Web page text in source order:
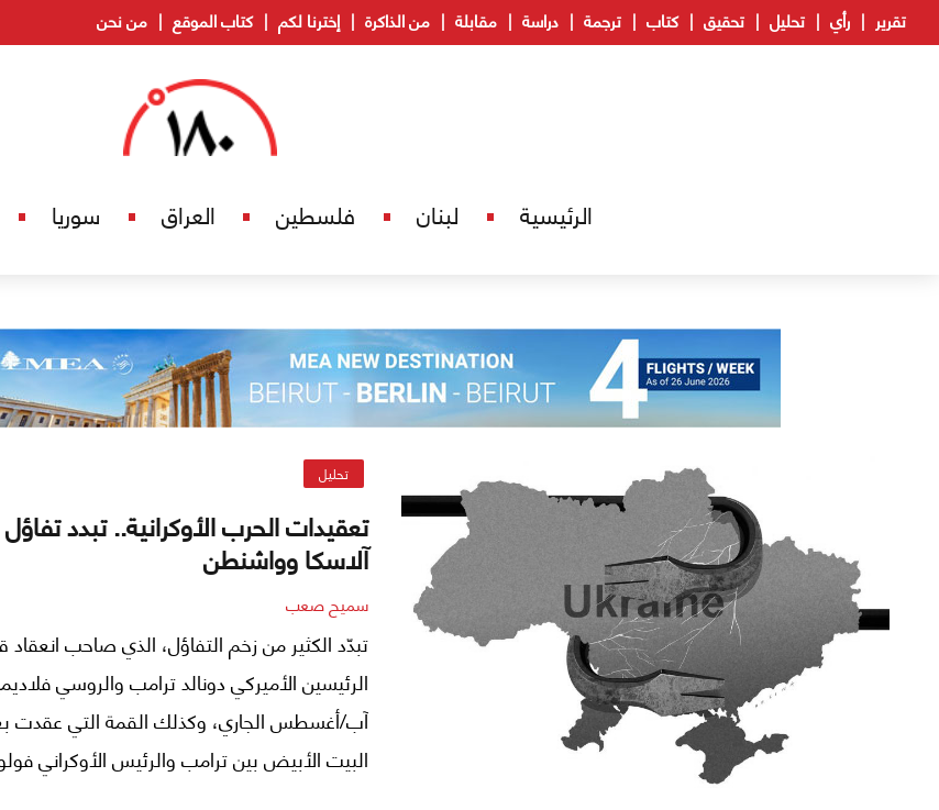
تقرير رأي تحليل تحقيق كتاب ترجمة دراسة مقابلة من الذاكرة إخترنا لكم كتاب الموقع من نحن
الرئيسية لبنان فلسطين العراق سوريا
تحليل
تعقيدات الحرب الأوكرانية.. تبدد
آلاسكا وواشنطن
سميح صعب
تبدّد الكثير من زخم التفاؤل، الذي صاحب انعقاد
آب/أغسطس الجاري، وكذلك القمة التي عقدت
البيت الأبيض بين ترامب والرئيس الأوكراني